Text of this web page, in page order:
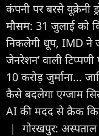
कंपनी पर बरसे यूक्रेनी
मौसम: 31 जुलाई को
निकलेगी धूप, IMD ने
जेनरेशन’ वाली
10 करोड़ जुर्माना...
कैसे बदलेगा एग्जाम
AI की मदद से क्रैक
|
गोरखपुर: